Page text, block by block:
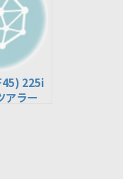
225i
アラー